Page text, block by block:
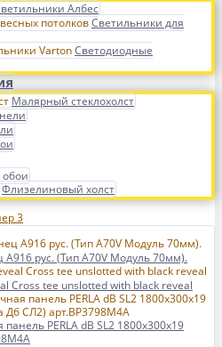
Албес
Светильники для
Светодиодные
Малярный стеклохолст
Флизелиновый холст
A916 рус. (Тип A70V Модуль 70мм).
Cross tee unslotted with black reveal
PERLA dB SL2 1800x300x19